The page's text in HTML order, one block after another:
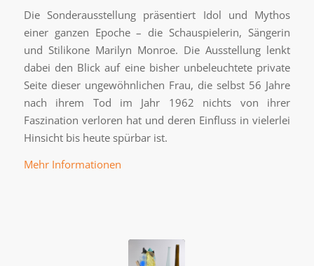
Die Sonderausstellung präsentiert Idol und Mythos
einer ganzen Epoche – die Schauspielerin, Sängerin
und Stilikone Marilyn Monroe. Die Ausstellung lenkt
dabei den Blick auf eine bisher unbeleuchtete private
Seite dieser ungewöhnlichen Frau, die selbst 56 Jahre
nach ihrem Tod im Jahr 1962 nichts von ihrer
Faszination verloren hat und deren Einfluss in vielerlei
Hinsicht bis heute spürbar ist.
Mehr Informationen